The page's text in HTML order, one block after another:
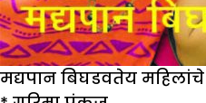
मद्यपान बिघडवतेय महिलांचे